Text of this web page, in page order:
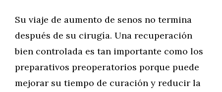
Su viaje de aumento de senos no termina
después de su cirugía. Una recuperación
bien controlada es tan importante como los
preparativos preoperatorios porque puede
mejorar su tiempo de curación y reducir la